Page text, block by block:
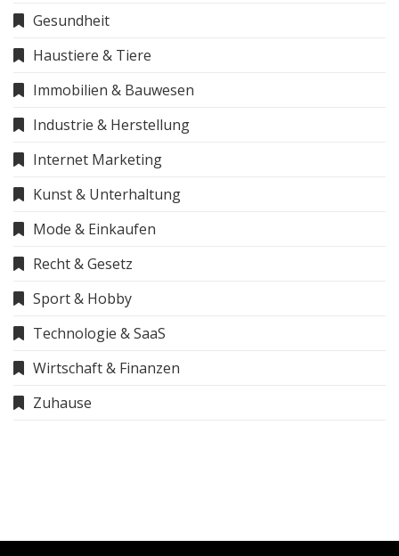
Gesundheit
Haustiere & Tiere
Immobilien & Bauwesen
Industrie & Herstellung
Internet Marketing
Kunst & Unterhaltung
Mode & Einkaufen
Recht & Gesetz
Sport & Hobby
Technologie & SaaS
Wirtschaft & Finanzen
Zuhause